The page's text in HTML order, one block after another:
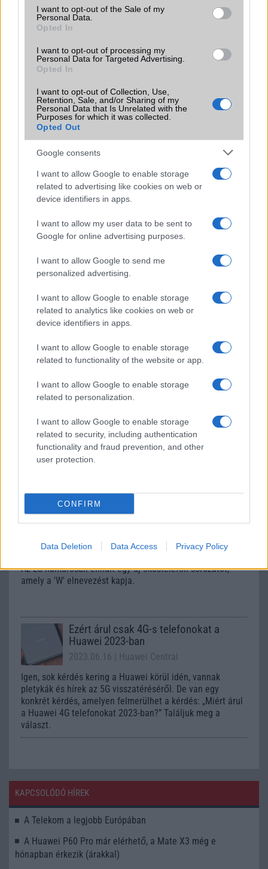
consent section.
I want to opt-out of the Sale of my
Personal Data.
Opted In
I want to opt-out of processing my
Personal Data for Targeted Advertising.
Opted In
I want to opt-out of Collection, Use,
Retention, Sale, and/or Sharing of my
Personal Data that Is Unrelated with the
Purposes for which it was collected.
Opted Out
Google consents
I want to allow Google to enable storage
related to advertising like cookies on web or
device identifiers in apps.
I want to allow my user data to be sent to
Google for online advertising purposes.
I want to allow Google to send me
personalized advertising.
I want to allow Google to enable storage
related to analytics like cookies on web or
device identifiers in apps.
I want to allow Google to enable storage
related to functionality of the website or app.
I want to allow Google to enable storage
related to personalization.
I want to allow Google to enable storage
related to security, including authentication
functionality and fraud prevention, and other
user protection.
CONFIRM
Data Deletion Data Access Privacy Policy
250.000 Ft (használt)
Nelly GSM
Különleges összeállításban érkezett az
iHunt legerősebb strapamobilja
2019.06.01| Telefonguru
Az S100 Apex szinte minden fizikai behatásnak ellenáll,
128 gigabájt tárhellyel és gyönyörű kijelzővel érhető el
hazánkban.
Nagy Huawei akció november végéig
2023.11.17| Huawei
2023. november 30-ig a MediaMarkt több üzletében és
webáruházában a Huawei kínál számos okos eszközt
jelentős kedvezménnyel a Black Friday akció keretében.
valamint vezeték nélküli fülhallgatók is.
Új LG készülék a láthatáron
Az LG hamarosan elindít egy új okostelefon sorozatot,
amely a 'W' elnevezést kapja.
Ezért árul csak 4G-s telefonokat a
Huawei 2023-ban
2023.06.16
| Huawei Central
Igen, sok kérdés kering a Huawei körül idén, vannak
pletykák és hírek az 5G visszatéréséről. De van egy
konkrét kérdés, amelyen felmerülhet a kérdés: „Miért árul
a Huawei 4G telefonokat 2023-ban?” Találjuk meg a
választ.
KAPCSOLÓDÓ HÍREK
A Telekom a legjobb Európában
A Huawei P60 Pro már elérhető, a Mate X3 még e
hónapban érkezik (árakkal)